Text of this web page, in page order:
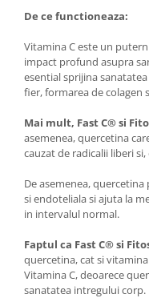
De ce functioneaza:
Vitamina C este un
impact profund asupra
esential sprijina
fier, formarea de colagen
Mai mult, Fast C® si
asemenea, quercetina
cauzat de radicalii liberi
De asemenea,
si endoteliala si ajuta la
in intervalul normal.
Faptul ca Fast C® si
quercetina, cat si
Vitamina C, deoarece
sanatatea intregului corp.